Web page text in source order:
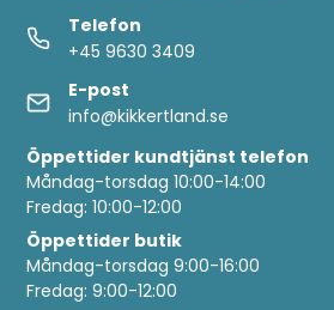
Telefon
+45 9630 3409
E-post
info@kikkertland.se
Öppettider kundtjänst telefon
Måndag-torsdag 10:00-14:00
Fredag: 10:00-12:00
Öppettider butik
Måndag-torsdag 9:00-16:00
Fredag: 9:00-12:00